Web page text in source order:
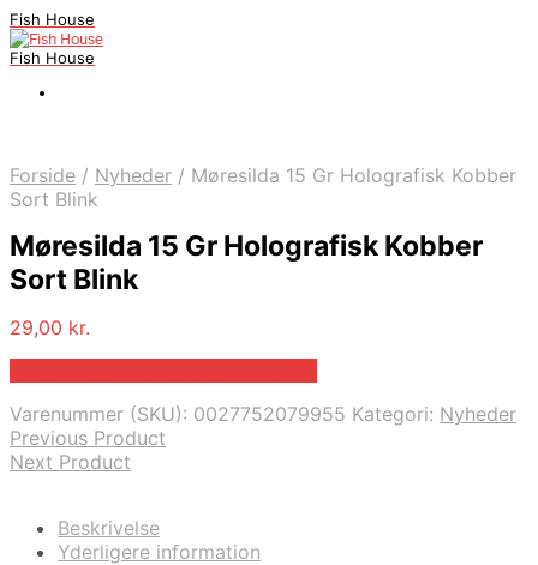
Fish House
Fish House
Forside / Nyheder / Møresilda 15 Gr Holografisk Kobber
Sort Blink
Møresilda 15 Gr Holografisk Kobber
Sort Blink
29,00 kr.
Varenummer (SKU): 0027752079955 Kategori: Nyheder
Previous Product
Next Product
Beskrivelse
Yderligere information